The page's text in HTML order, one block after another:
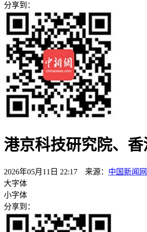
分享到：
港京科技研究院、
2026年05月11日 22:17 来源： 中国新闻网
大字体
小字体
分享到：